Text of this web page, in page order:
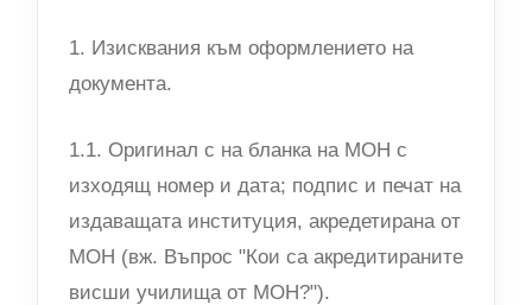
1. Изисквания към оформлението на
документа.
1.1. Оригинал с на бланка на МОН с
изходящ номер и дата; подпис и печат на
издаващата институция, акредетирана от
МОН (вж. Въпрос "Кои са акредитираните
висши училища от МОН?").